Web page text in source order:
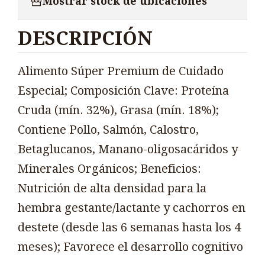
DESCRIPCIÓN
Alimento Súper Premium de Cuidado
Especial; Composición Clave: Proteína
Cruda (mín. 32%), Grasa (mín. 18%);
Contiene Pollo, Salmón, Calostro,
Betaglucanos, Manano-oligosacáridos y
Minerales Orgánicos; Beneficios:
Nutrición de alta densidad para la
hembra gestante/lactante y cachorros en
destete (desde las 6 semanas hasta los 4
meses); Favorece el desarrollo cognitivo